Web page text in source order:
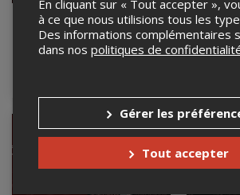
Alice Bro
12 septembre 2026, 21h00
Bistro Brasserie coopérative
13
La
En cliquant sur « Tout accepter »,
à ce que nous utilisions tous les
Des informations complémentaires
dans nos politiques de
Gérer les
Tout accepter